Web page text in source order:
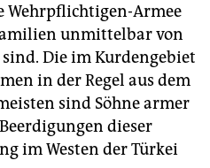
Wehrpflichtigen-Armee
unmittelbar von
Die im Kurdengebiet
in der Regel aus dem
sind Söhne armer
dieser
im Westen der Türkei